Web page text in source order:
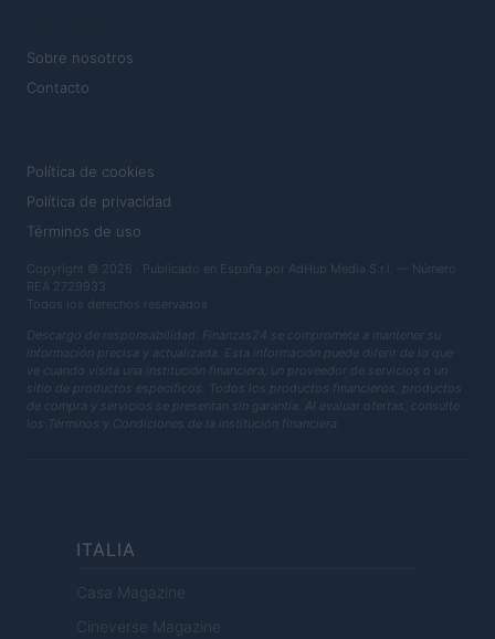
Sobre nosotros
Contacto
Política de cookies
Política de privacidad
Términos de uso
Copyright © 2026 · Publicado en España por AdHub Media S.r.l. — Número
REA 2729933
Todos los derechos reservados
Descargo de responsabilidad: Finanzas24 se compromete a mantener su
información precisa y actualizada. Esta información puede diferir de lo que
ve cuando visita una institución financiera, un proveedor de servicios o un
sitio de productos específicos. Todos los productos financieros, productos
de compra y servicios se presentan sin garantía. Al evaluar ofertas, consulte
los Términos y Condiciones de la institución financiera.
ITALIA
Casa Magazine
Cineverse Magazine